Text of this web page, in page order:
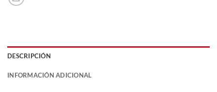
DESCRIPCIÓN
INFORMACIÓN ADICIONAL